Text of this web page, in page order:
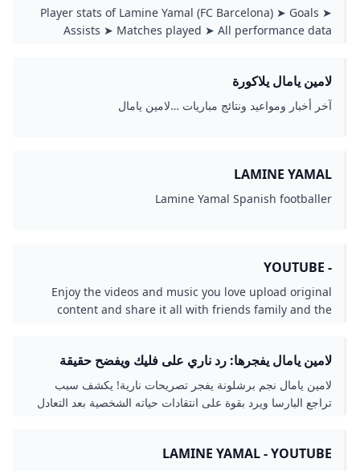
Player stats of Lamine Yamal (FC Barcelona) ➤ Goals ➤
Assists ➤ Matches played ➤ All performance data
لامين يامال يلاكورة
آخر أخبار ومواعيد ونتائج مباريات …لامين يامال
LAMINE YAMAL
Lamine Yamal Spanish footballer
- YOUTUBE
Enjoy the videos and music you love upload original
content and share it all with friends family and the
لامين يامال يفجرها: رد ناري على فليك ويفضح حقيقة
الغرور في برشلونة!
لامين يامال نجم برشلونة يفجر تصريحات نارية! يكشف سبب
تراجع البارسا ويرد بقوة على انتقادات حياته الشخصية بعد التعادل
LAMINE YAMAL - YOUTUBE